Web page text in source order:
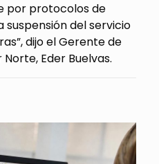
por protocolos de
suspensión del servicio
dijo el Gerente de
Eder Buelvas.